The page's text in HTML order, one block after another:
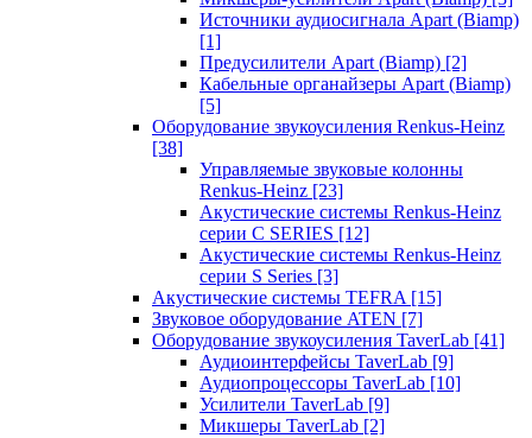
Источники аудиосигнала Apart (Biamp)
[1]
Предусилители Apart (Biamp) [2]
Кабельные органайзеры Apart (Biamp)
[5]
Оборудование звукоусиления Renkus-Heinz
[38]
Управляемые звуковые колонны
Renkus-Heinz [23]
Акустические системы Renkus-Heinz
серии C SERIES [12]
Акустические системы Renkus-Heinz
серии S Series [3]
Акустические системы TEFRA [15]
Звуковое оборудование ATEN [7]
Оборудование звукоусиления TaverLab [41]
Аудиоинтерфейсы TaverLab [9]
Аудиопроцессоры TaverLab [10]
Усилители TaverLab [9]
Микшеры TaverLab [2]